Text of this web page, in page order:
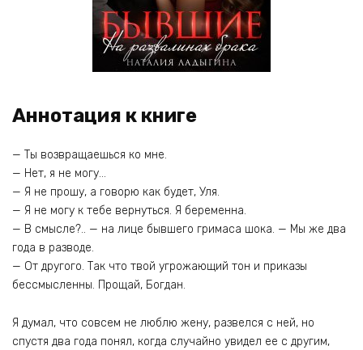
Аннотация к книге
— Ты возвращаешься ко мне.
— Нет, я не могу…
— Я не прошу, а говорю как будет, Уля.
— Я не могу к тебе вернуться. Я беременна.
— В смысле?.. — на лице бывшего гримаса шока. — Мы же два
года в разводе.
— От другого. Так что твой угрожающий тон и приказы
бессмысленны. Прощай, Богдан.
Я думал, что совсем не люблю жену, развелся с ней, но
спустя два года понял, когда случайно увидел ее с другим,